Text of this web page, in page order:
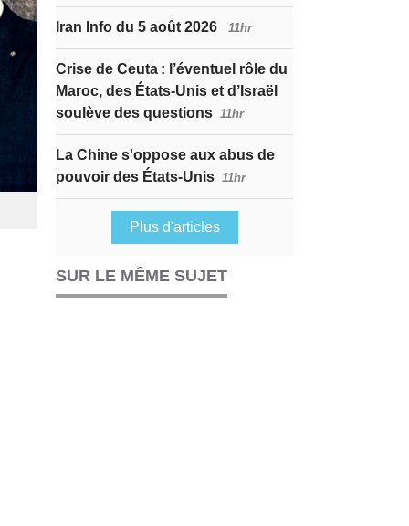
Iran Info du 5 août 2026 11hr
Crise de Ceuta : l’éventuel rôle du
Maroc, des États-Unis et d’Israël
soulève des questions 11hr
La Chine s'oppose aux abus de
pouvoir des États-Unis 11hr
Plus d'articles
SUR LE MÊME SUJET